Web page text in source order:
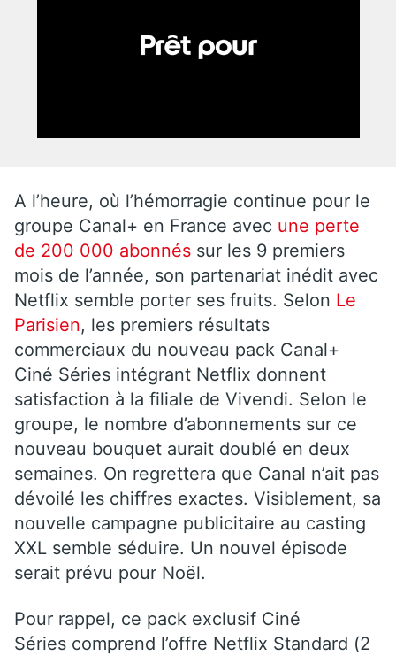
A l’heure, où l’hémorragie continue pour le
groupe Canal+ en France avec une perte
de 200 000 abonnés sur les 9 premiers
mois de l’année, son partenariat inédit avec
Netflix semble porter ses fruits. Selon Le
Parisien, les premiers résultats
commerciaux du nouveau pack Canal+
Ciné Séries intégrant Netflix donnent
satisfaction à la filiale de Vivendi. Selon le
groupe, le nombre d’abonnements sur ce
nouveau bouquet aurait doublé en deux
semaines. On regrettera que Canal n’ait pas
dévoilé les chiffres exactes. Visiblement, sa
nouvelle campagne publicitaire au casting
XXL semble séduire. Un nouvel épisode
serait prévu pour Noël.
Pour rappel, ce pack exclusif Ciné
Séries comprend l’offre Netflix Standard (2